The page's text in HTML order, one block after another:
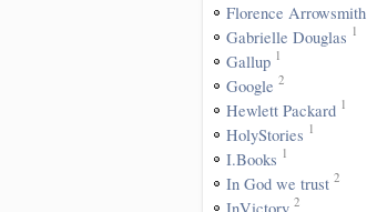
Florence Arrowsmith
Gabrielle Douglas 1
Gallup 1
Google 2
Hewlett Packard 1
HolyStories 1
I.Books 1
In God we trust 2
2